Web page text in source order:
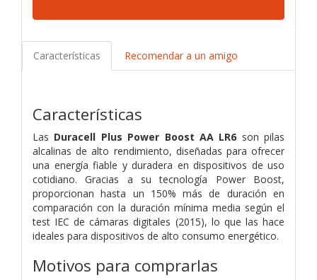
Características Recomendar a un amigo
Características
Las Duracell Plus Power Boost AA LR6 son pilas
alcalinas de alto rendimiento, diseñadas para ofrecer
una energía fiable y duradera en dispositivos de uso
cotidiano. Gracias a su tecnología Power Boost,
proporcionan hasta un 150% más de duración en
comparación con la duración mínima media según el
test IEC de cámaras digitales (2015), lo que las hace
ideales para dispositivos de alto consumo energético.
Motivos para comprarlas